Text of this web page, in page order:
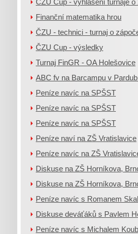
ČZU Cup - vyhlášení turnaje o
Finanční matematika hrou
ČZU - technici - turnaj o
ČZU Cup - výsledky
Turnaj FinGR - OA Holešovice
ABC fv na Barcampu v
Peníze navíc na SPŠST
Peníze navíc na SPŠST
Peníze navíc na SPŠST
Peníze naví na ZŠ Vratislavice
Peníze navíc na ZŠ
Diskuse na ZŠ Horníkova,
Diskuse na ZŠ Horníkova,
Peníze navíc s Romanem
Diskuse deváťáků s Pavlem
Peníze navíc s Michalem